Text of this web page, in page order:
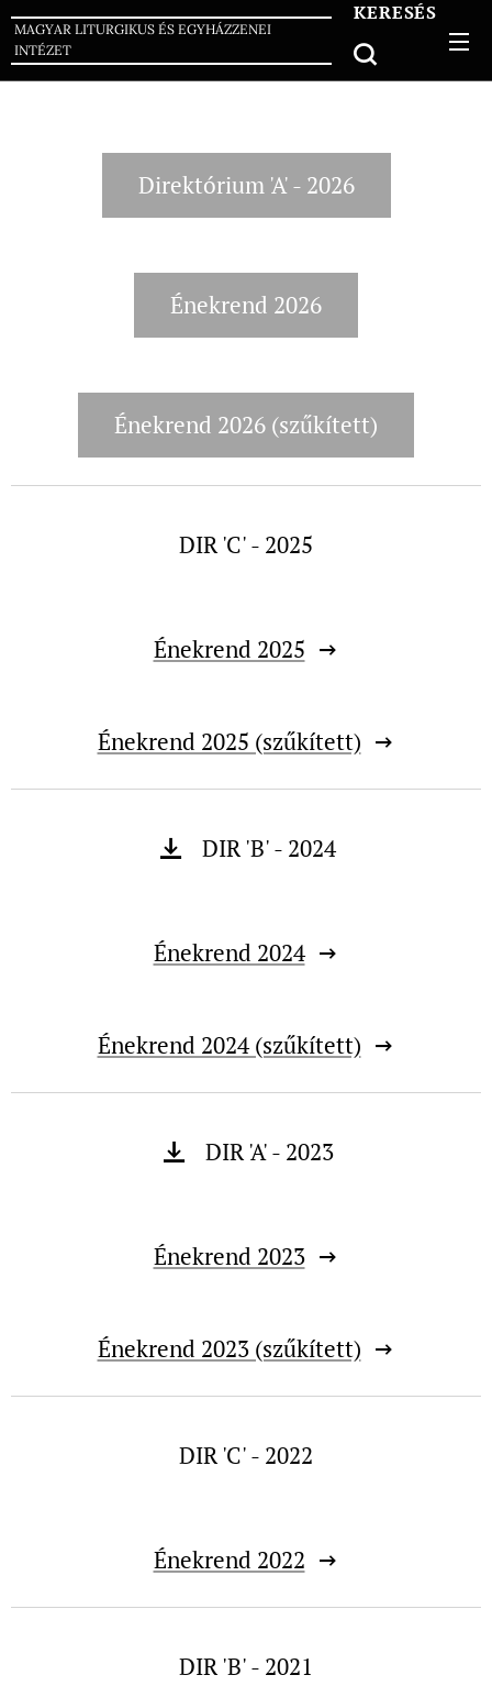
MAGYAR LITURGIKUS ÉS EGYHÁZZENEI
INTÉZET
KERESÉS
Direktórium 'A' - 2026
Énekrend 2026
Énekrend 2026 (szűkített)
DIR 'C' - 2025
Énekrend 2025
Énekrend 2025 (szűkített)
DIR 'B' - 2024
Énekrend 2024
Énekrend 2024 (szűkített)
DIR 'A' - 2023
Énekrend 2023
Énekrend 2023 (szűkített)
DIR 'C' - 2022
Énekrend 2022
DIR 'B' - 2021